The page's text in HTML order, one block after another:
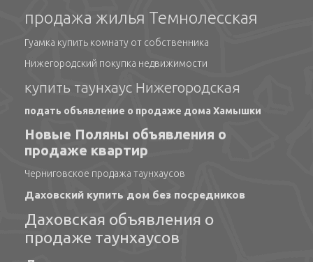
продажа жилья Темнолесская
Гуамка купить комнату от собственника
Нижегородский покупка недвижимости
купить таунхаус Нижегородская
подать объявление о продаже дома Хамышки
Новые Поляны объявления о
продаже квартир
Черниговское продажа таунхаусов
Даховский купить дом без посредников
Даховская объявления о
продаже таунхаусов